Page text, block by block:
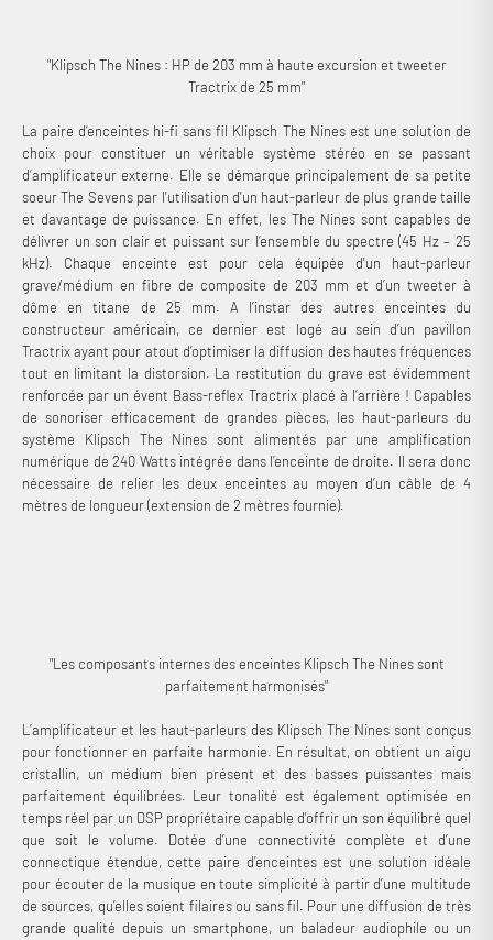
"Klipsch The Nines : HP de 203 mm à haute excursion et tweeter
Tractrix de 25 mm"
La paire d’enceintes hi-fi sans fil Klipsch The Nines est une solution de
choix pour constituer un véritable système stéréo en se passant
d’amplificateur externe. Elle se démarque principalement de sa petite
soeur The Sevens par l'utilisation d'un haut-parleur de plus grande taille
et davantage de puissance. En effet, les The Nines sont capables de
délivrer un son clair et puissant sur l’ensemble du spectre (45 Hz – 25
kHz). Chaque enceinte est pour cela équipée d'un haut-parleur
grave/médium en fibre de composite de 203 mm et d’un tweeter à
dôme en titane de 25 mm. A l’instar des autres enceintes du
constructeur américain, ce dernier est logé au sein d’un pavillon
Tractrix ayant pour atout d’optimiser la diffusion des hautes fréquences
tout en limitant la distorsion. La restitution du grave est évidemment
renforcée par un évent Bass-reflex Tractrix placé à l’arrière ! Capables
de sonoriser efficacement de grandes pièces, les haut-parleurs du
système Klipsch The Nines sont alimentés par une amplification
numérique de 240 Watts intégrée dans l’enceinte de droite. Il sera donc
nécessaire de relier les deux enceintes au moyen d’un câble de 4
mètres de longueur (extension de 2 mètres fournie).
"Les composants internes des enceintes Klipsch The Nines sont
parfaitement harmonisés"
L’amplificateur et les haut-parleurs des Klipsch The Nines sont conçus
pour fonctionner en parfaite harmonie. En résultat, on obtient un aigu
cristallin, un médium bien présent et des basses puissantes mais
parfaitement équilibrées. Leur tonalité est également optimisée en
temps réel par un DSP propriétaire capable d'offrir un son équilibré quel
que soit le volume. Dotée d’une connectivité complète et d’une
connectique étendue, cette paire d’enceintes est une solution idéale
pour écouter de la musique en toute simplicité à partir d’une multitude
de sources, qu’elles soient filaires ou sans fil. Pour une diffusion de très
grande qualité depuis un smartphone, un baladeur audiophile ou un